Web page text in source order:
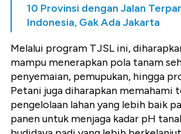
10 Provinsi dengan Jalan
Indonesia, Gak Ada Jakarta
Melalui program TJSL ini,
mampu menerapkan pola tanam
penyemaian, pemupukan, hingga
Petani juga diharapkan memahami
pengelolaan lahan yang lebih baik
panen untuk menjaga kadar pH